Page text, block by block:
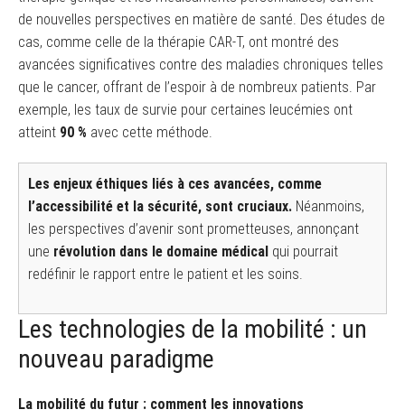
de nouvelles perspectives en matière de santé. Des études de
cas, comme celle de la thérapie CAR-T, ont montré des
avancées significatives contre des maladies chroniques telles
que le cancer, offrant de l’espoir à de nombreux patients. Par
exemple, les taux de survie pour certaines leucémies ont
atteint 90 % avec cette méthode.
Les enjeux éthiques liés à ces avancées, comme
l’accessibilité et la sécurité, sont cruciaux. Néanmoins,
les perspectives d’avenir sont prometteuses, annonçant
une révolution dans le domaine médical qui pourrait
redéfinir le rapport entre le patient et les soins.
Les technologies de la mobilité : un
nouveau paradigme
La mobilité du futur : comment les innovations